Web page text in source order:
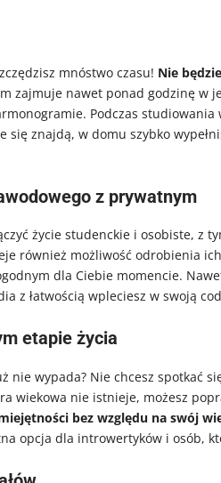
mnóstwo czasu! Nie
zajmuje nawet ponad godzinę w
Podczas
znajdą, w domu szybko
z prywatnym
życie studenckie i osobiste, z
również możliwość odrobienia
dla Ciebie momencie.
z łatwością wpleciesz w swoją
etapie życia
nie wypada? Nie chcesz spotkać
wiekowa nie istnieje, możesz
bez względu na swój
opcja dla introwertyków i osób,